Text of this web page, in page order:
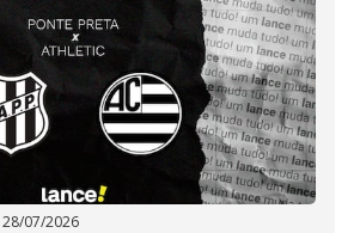
28/07/2026